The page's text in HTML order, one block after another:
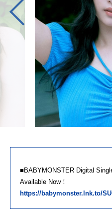
■BABYMONSTER Digital
Available Now！
https://babymonster.lnk.to/